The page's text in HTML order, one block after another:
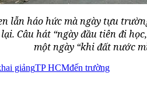
lẫn háo hức mà ngày tựu
Câu hát “ngày đầu tiên đi
một ngày “khi đất nước
giảngTP HCMđến trường